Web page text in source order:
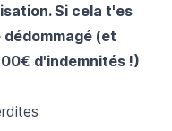
. Si cela t'es
(et
d'indemnités !)